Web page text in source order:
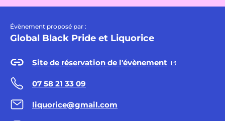
Évènement proposé par :
Global Black Pride et Liquorice
Site de réservation de l'évènement
07 58 21 33 09
liquorice@gmail.com